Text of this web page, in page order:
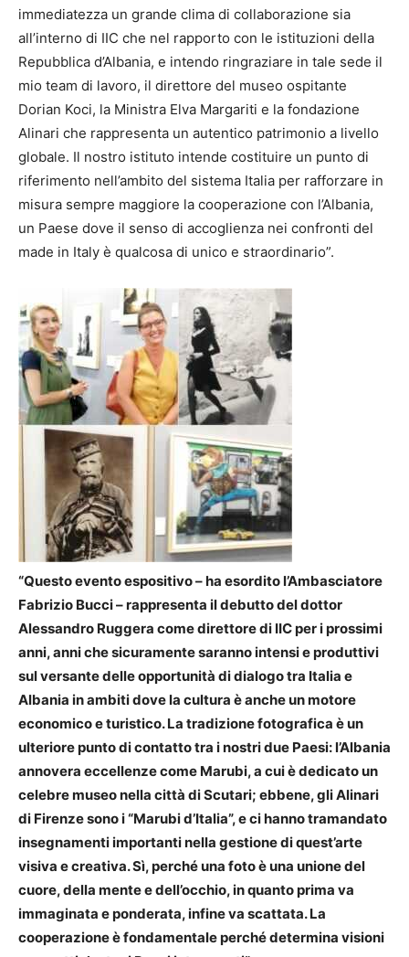
immediatezza un grande clima di collaborazione sia
all’interno di IIC che nel rapporto con le istituzioni della
Repubblica d’Albania, e intendo ringraziare in tale sede il
mio team di lavoro, il direttore del museo ospitante
Dorian Koci, la Ministra Elva Margariti e la fondazione
Alinari che rappresenta un autentico patrimonio a livello
globale. Il nostro istituto intende costituire un punto di
riferimento nell’ambito del sistema Italia per rafforzare in
misura sempre maggiore la cooperazione con l’Albania,
un Paese dove il senso di accoglienza nei confronti del
made in Italy è qualcosa di unico e straordinario”.
“Questo evento espositivo – ha esordito l’Ambasciatore
Fabrizio Bucci – rappresenta il debutto del dottor
Alessandro Ruggera come direttore di IIC per i prossimi
anni, anni che sicuramente saranno intensi e produttivi
sul versante delle opportunità di dialogo tra Italia e
Albania in ambiti dove la cultura è anche un motore
economico e turistico. La tradizione fotografica è un
ulteriore punto di contatto tra i nostri due Paesi: l’Albania
annovera eccellenze come Marubi, a cui è dedicato un
celebre museo nella città di Scutari; ebbene, gli Alinari
di Firenze sono i “Marubi d’Italia”, e ci hanno tramandato
insegnamenti importanti nella gestione di quest’arte
visiva e creativa. Sì, perché una foto è una unione del
cuore, della mente e dell’occhio, in quanto prima va
immaginata e ponderata, infine va scattata. La
cooperazione è fondamentale perché determina visioni